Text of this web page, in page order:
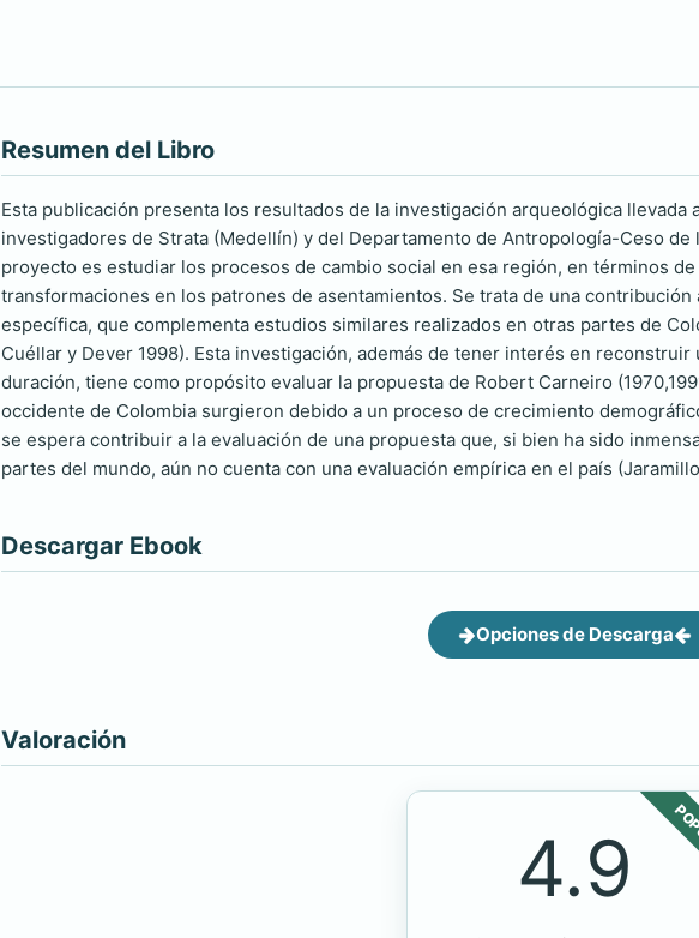
Resumen del Libro
Esta publicación presenta los resultados de la investigación arqueológica llevada
investigadores de Strata (Medellín) y del Departamento de Antropología-Ceso
proyecto es estudiar los procesos de cambio social en esa región, en términos
transformaciones en los patrones de asentamientos. Se trata de una
específica, que complementa estudios similares realizados en otras partes de
Cuéllar y Dever 1998). Esta investigación, además de tener interés en
duración, tiene como propósito evaluar la propuesta de Robert Carneiro
occidente de Colombia surgieron debido a un proceso de crecimiento
se espera contribuir a la evaluación de una propuesta que, si bien ha sido
partes del mundo, aún no cuenta con una evaluación empírica en el país
Descargar Ebook
Opciones de Descarga
Valoración
4.9